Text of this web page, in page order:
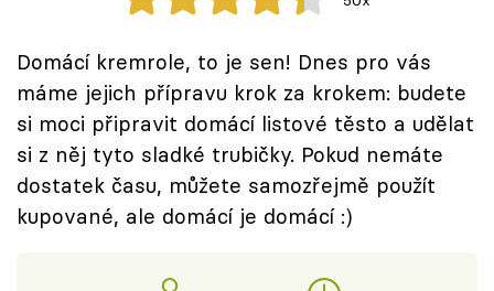
Těhotnej kuchař
Sledujte prima+
Přihlášení
Domácí kremrole, to je sen! Dnes pro vás
máme jejich přípravu krok za krokem: budete
si moci připravit domácí listové těsto a udělat
si z něj tyto sladké trubičky. Pokud nemáte
dostatek času, můžete samozřejmě použít
kupované, ale domácí je domácí :)